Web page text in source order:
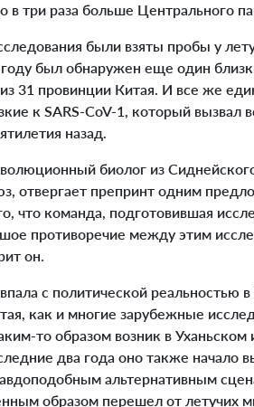
в три раза больше Центрального
были взяты пробы у
был обнаружен еще один
31 провинции Китая. И все же
к SARS-CoV-1, который вызвал
назад.
биолог из
отвергает препринт одним
что команда, подготовившая
противоречие между этим
он.
с политической реальностью
как и многие зарубежные
то образом возник в
два года оно также начало
альтернативным
образом перешел от летучих